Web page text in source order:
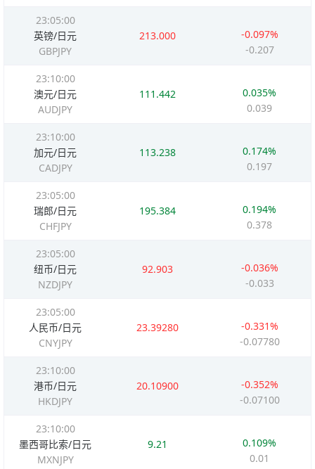
23:05:00
英镑/日元
GBPJPY
213.000
-0.097%
-0.207
23:10:00
澳元/日元
AUDJPY
111.442
0.035%
0.039
23:10:00
加元/日元
CADJPY
113.238
0.174%
0.197
23:05:00
瑞郎/日元
CHFJPY
195.384
0.194%
0.378
23:05:00
纽币/日元
NZDJPY
92.903
-0.036%
-0.033
23:05:00
人民币/日元
CNYJPY
23.39280
-0.331%
-0.07780
23:10:00
港币/日元
HKDJPY
20.10900
-0.352%
-0.07100
23:10:00
墨西哥比索/日元
MXNJPY
9.21
0.109%
0.01